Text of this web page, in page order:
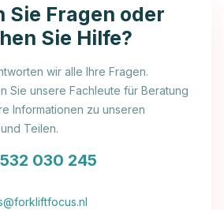
Sie Fragen oder
Sie Hilfe?
wir alle Ihre Fragen.
Sie unsere Fachleute für Beratung
Informationen zu unseren
Teilen.
030 245